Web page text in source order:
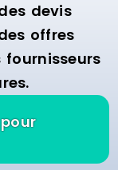
devis
offres
fournisseurs